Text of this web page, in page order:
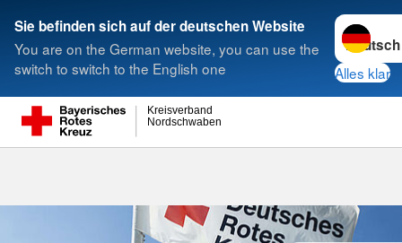
Sie befinden sich auf der deutschen Website
You are on the German website, you can use the
switch to switch to the English one
Sprache
Alles klar
Nordschwaben
Kreisverband
Suche